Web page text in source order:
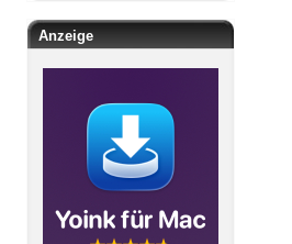
Anzeige